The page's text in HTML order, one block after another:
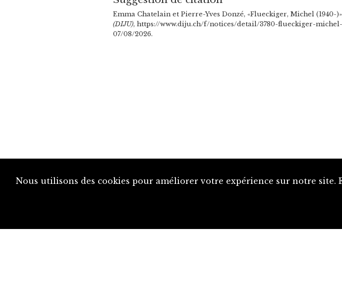
Emma Chatelain et Pierre-Yves Donzé, «Flueckiger, Michel (1940-
(DIJU), https://www.diju.ch/f/notices/detail/3780-flueckiger-michel-
07/08/2026.
Nous utilisons des cookies pour améliorer votre expérience sur notre